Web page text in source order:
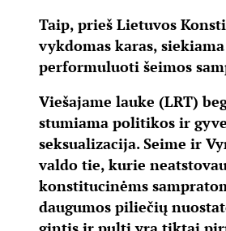
Taip, prieš Lietuvos
vykdomas karas, siekiama
performuluoti šeimos
Viešajame lauke (LRT)
stumiama politikos ir
seksualizacija. Seime ir
valdo tie, kurie
konstitucinėms
daugumos piliečių